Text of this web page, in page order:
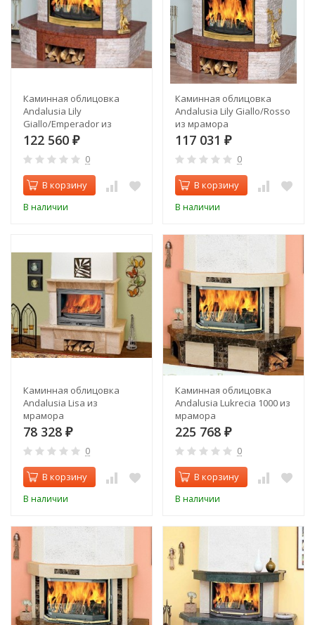
Каминная облицовка
Andalusia Lily
Giallo/Emperador из
мрамора
122 560 ₽
0
В корзину
В наличии
Каминная облицовка
Andalusia Lily Giallo/Rosso
из мрамора
117 031 ₽
0
В корзину
В наличии
Каминная облицовка
Andalusia Lisa из
мрамора
78 328 ₽
0
В корзину
В наличии
Каминная облицовка
Andalusia Lukrecia 1000 из
мрамора
225 768 ₽
0
В корзину
В наличии